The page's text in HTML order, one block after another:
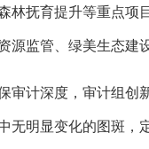
林抚育提升等重点项
源监管、绿美生态建
审计深度，审计组创
无明显变化的图斑，